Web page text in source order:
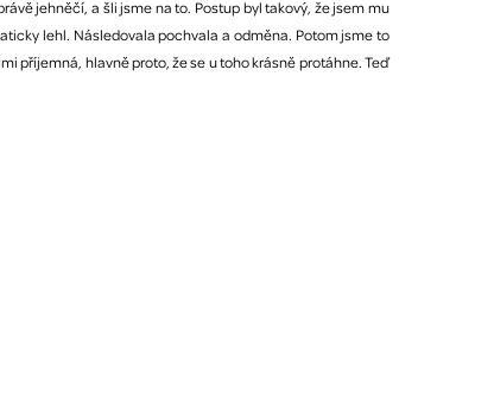
jehněčí, a šli jsme na to. Postup byl takový, že jsem mu
lehl. Následovala pochvala a odměna. Potom jsme to
příjemná, hlavně proto, že se u toho krásně protáhne. Teď